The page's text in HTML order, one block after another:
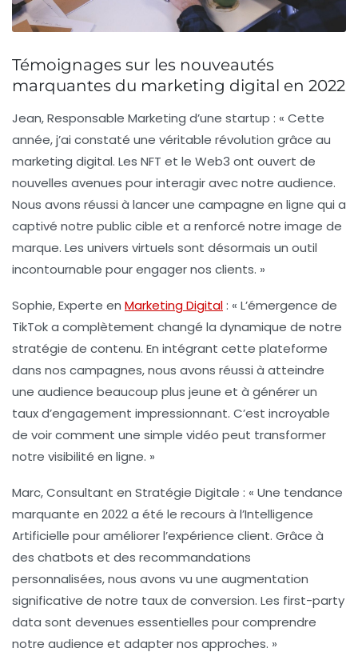
Témoignages sur les nouveautés
marquantes du marketing digital en 2022
Jean, Responsable Marketing d’une startup : « Cette
année, j’ai constaté une véritable révolution grâce au
marketing digital. Les NFT et le Web3 ont ouvert de
nouvelles avenues pour interagir avec notre audience.
Nous avons réussi à lancer une campagne en ligne qui a
captivé notre public cible et a renforcé notre image de
marque. Les univers virtuels sont désormais un outil
incontournable pour engager nos clients. »
Sophie, Experte en Marketing Digital: « L’émergence de
TikTok a complètement changé la dynamique de notre
stratégie de contenu. En intégrant cette plateforme
dans nos campagnes, nous avons réussi à atteindre
une audience beaucoup plus jeune et à générer un
taux d’engagement impressionnant. C’est incroyable
de voir comment une simple vidéo peut transformer
notre visibilité en ligne. »
Marc, Consultant en Stratégie Digitale : « Une tendance
marquante en 2022 a été le recours à l’Intelligence
Artificielle pour améliorer l’expérience client. Grâce à
des chatbots et des recommandations
personnalisées, nous avons vu une augmentation
significative de notre taux de conversion. Les first-party
data sont devenues essentielles pour comprendre
notre audience et adapter nos approches. »